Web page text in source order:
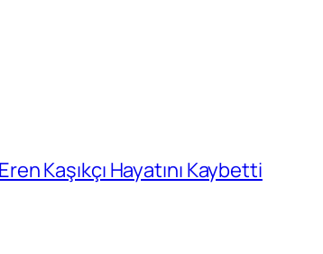
Kaşıkçı Hayatını Kaybetti